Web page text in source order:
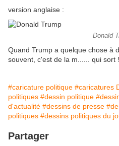
version anglaise :
Donald
Quand Trump a quelque chose à
souvent, c'est de la m...... qui sort !
#caricature politique #caricatures
politiques #dessin politique
d'actualité #dessins de presse
politiques #dessins politiques du
Partager